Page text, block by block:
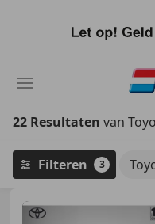
naar
22 Resultaten van
Filteren 3